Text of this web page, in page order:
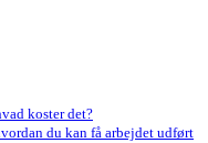
koster det?
du kan få arbejdet udført